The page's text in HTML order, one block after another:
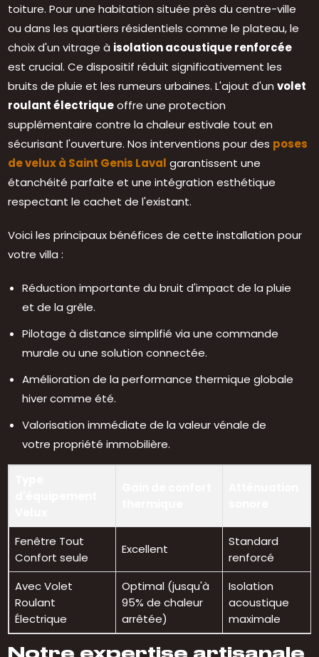
toiture. Pour une habitation située près du centre-ville
ou dans les quartiers résidentiels comme le plateau, le
choix d'un vitrage à isolation acoustique renforcée
est crucial. Ce dispositif réduit significativement les
bruits de pluie et les rumeurs urbaines. L'ajout d'unvolet
roulant électriqueoffre une protection
supplémentaire contre la chaleur estivale tout en
sécurisant l'ouverture. Nos interventions pour des poses
de velux à Saint Genis Laval garantissent une
étanchéité parfaite et une intégration esthétique
respectant le cachet de l'existant.
Voici les principaux bénéfices de cette installation pour
votre villa :
Réduction importante du bruit d'impact de la pluie
et de la grêle.
Pilotage à distance simplifié via une commande
murale ou une solution connectée.
Amélioration de la performance thermique globale
hiver comme été.
Valorisation immédiate de la valeur vénale de
votre propriété immobilière.
Fenêtre Tout
Confort seule
Excellent
Standard
renforcé
Avec Volet
Roulant
Électrique
Optimal (jusqu'à
95% de chaleur
arrêtée)
Isolation
acoustique
maximale